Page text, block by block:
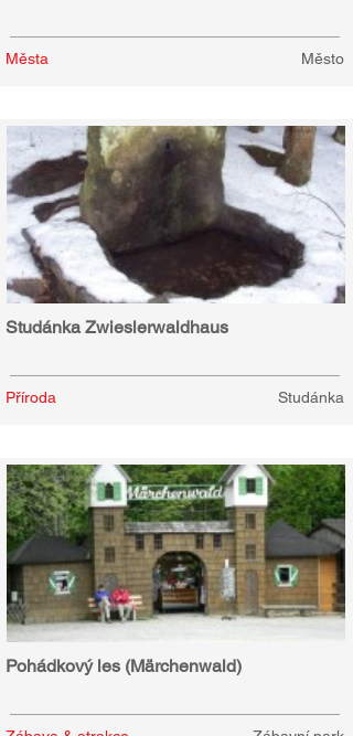
Města Město
Studánka Zwieslerwaldhaus
Příroda Studánka
Pohádkový les (Märchenwald)